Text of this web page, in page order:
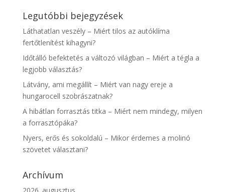
Legutóbbi bejegyzések
Láthatatlan veszély – Miért tilos az autóklíma
fertőtlenítést kihagyni?
Időtálló befektetés a változó világban – Miért a tégla a
legjobb választás?
Látvány, ami megállít – Miért van nagy ereje a
hungarocell szobrászatnak?
A hibátlan forrasztás titka – Miért nem mindegy, milyen
a forrasztópáka?
Nyers, erős és sokoldalú – Mikor érdemes a molinó
szövetet választani?
Archívum